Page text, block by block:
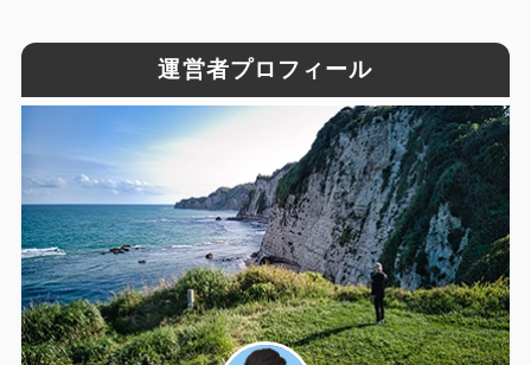
運営者プロフィール